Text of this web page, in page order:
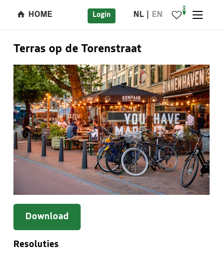
HOME Login NL EN
0
Terras op de Torenstraat
Download
Resoluties